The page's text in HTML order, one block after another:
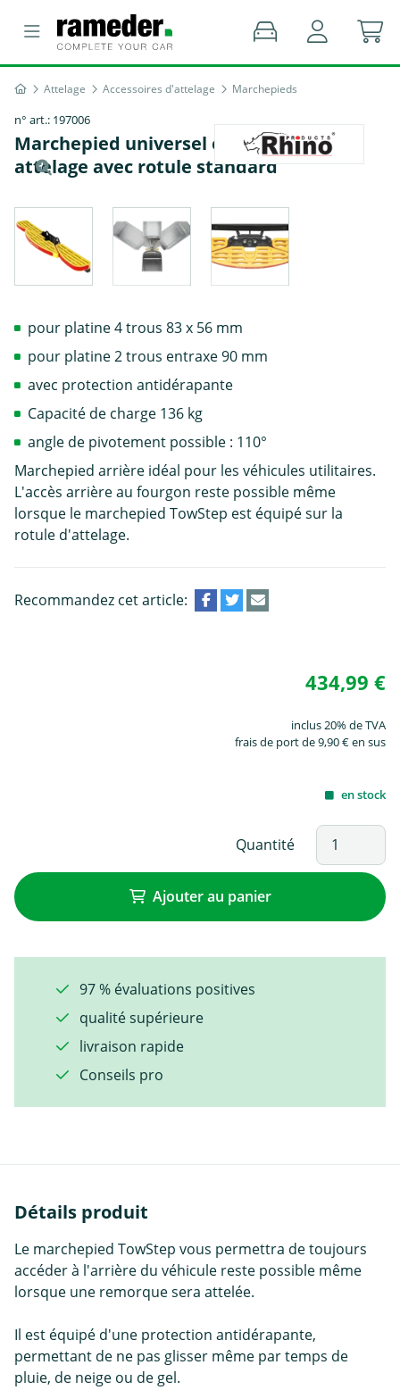
Attelage Accessoires d'attelage Marchepieds
n° art.: 197006
Marchepied universel en 3 parties pour
attelage avec rotule standard
pour platine 4 trous 83 x 56 mm
pour platine 2 trous entraxe 90 mm
avec protection antidérapante
Capacité de charge 136 kg
angle de pivotement possible : 110°
Marchepied arrière idéal pour les véhicules utilitaires.
L'accès arrière au fourgon reste possible même
lorsque le marchepied TowStep est équipé sur la
rotule d'attelage.
Recommandez cet article:
434,99 €
inclus 20% de TVA
frais de port de 9,90 € en sus
en stock
Quantité
Ajouter au panier
97 % évaluations positives
qualité supérieure
livraison rapide
Conseils pro
Détails produit
Le marchepied TowStep vous permettra de toujours
accéder à l'arrière du véhicule reste possible même
lorsque une remorque sera attelée.
Il est équipé d'une protection antidérapante,
permettant de ne pas glisser même par temps de
pluie, de neige ou de gel.